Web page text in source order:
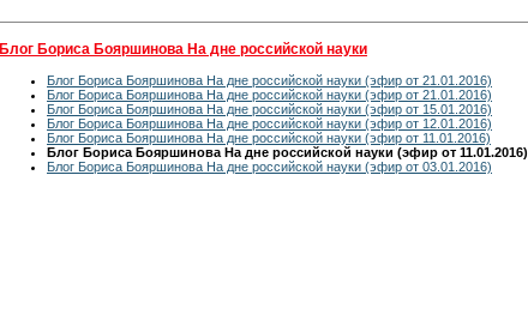
Блог Бориса Бояршинова На дне российской науки
Блог Бориса Бояршинова На дне российской науки (эфир от 21.01.2016)
Блог Бориса Бояршинова На дне российской науки (эфир от 21.01.2016)
Блог Бориса Бояршинова На дне российской науки (эфир от 15.01.2016)
Блог Бориса Бояршинова На дне российской науки (эфир от 12.01.2016)
Блог Бориса Бояршинова На дне российской науки (эфир от 11.01.2016)
Блог Бориса Бояршинова На дне российской науки (эфир от 11.01.2016)
Блог Бориса Бояршинова На дне российской науки (эфир от 03.01.2016)